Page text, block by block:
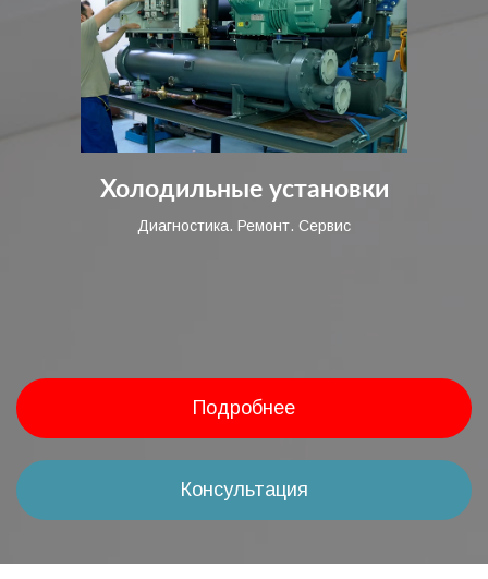
Холодильные установки
Диагностика. Ремонт. Сервис
Подробнее
Консультация